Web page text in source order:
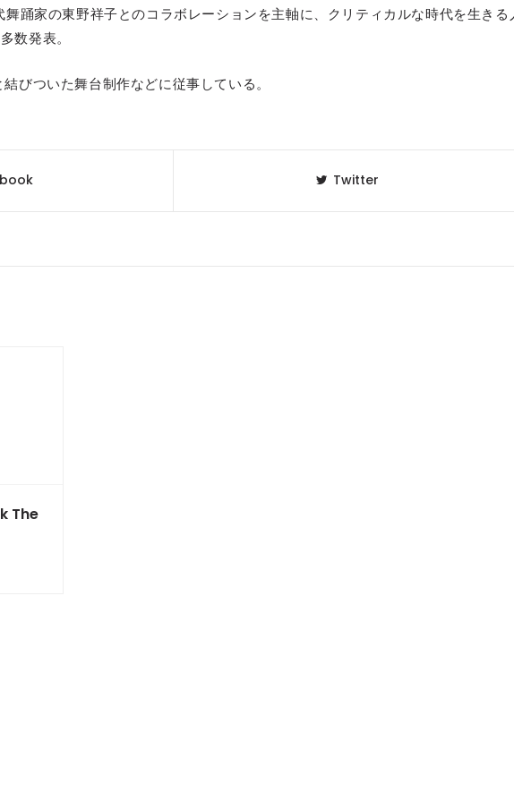
踊家の東野祥子とのコラボレーションを主軸に、クリティカルな時代を生きる
数発表。
びついた舞台制作などに従事している。
Twitter
The